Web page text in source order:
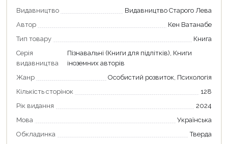
Видавництво
Видавництво Старого Лева
Автор
Кен Ватанабе
Тип товару
Книга
Серія
видавництва
Пізнавальні (Книги для підлітків), Книги
іноземних авторів
Жанр
Особистий розвиток, Психологія
Кількість сторінок
128
Рік видання
2024
Мова
Українська
Обкладинка
Тверда
Продовжити покупки